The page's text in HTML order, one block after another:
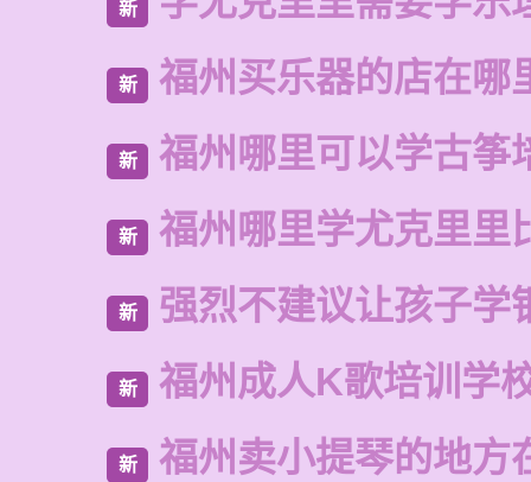
新
新 福州买乐器的店在哪
新 福州哪里可以学古筝
新 福州哪里学尤克里里
新 强烈不建议让孩子学
新 福州成人K歌培训学
新 福州卖小提琴的地方